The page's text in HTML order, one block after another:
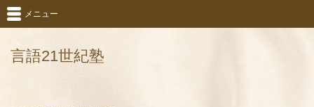
言語21世紀塾
メニュー